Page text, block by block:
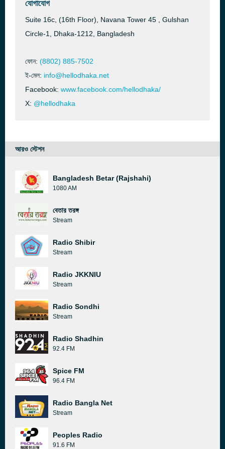
যোগাযোগ
Suite 16c, (16th Floor), Navana Tower 45 , Gulshan
Circle-1, Dhaka-1212, Bangladesh
ফোন: (8802) 885-7502
ই-মেল: info@hellodhaka.net
Facebook: www.facebook.com/hellodhaka/
X: @hellodhaka
আরও স্টেশন
Bangladesh Betar (Rajshahi)
1080 AM
বেতার তরঙ্গ
Stream
Radio Shibir
Stream
Radio JKKNIU
Stream
Radio Sondhi
Stream
Radio Shadhin
92.4 FM
Spice FM
96.4 FM
Radio Bangla Net
Stream
Peoples Radio
91.6 FM